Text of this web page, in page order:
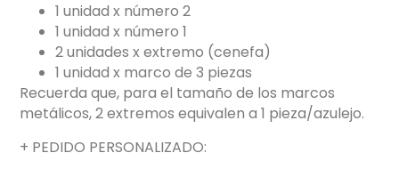
1 unidad x número 2
1 unidad x número 1
2 unidades x extremo (cenefa)
1 unidad x marco de 3 piezas
Recuerda que, para el tamaño de los marcos
metálicos, 2 extremos equivalen a 1 pieza/azulejo.
+ PEDIDO PERSONALIZADO: